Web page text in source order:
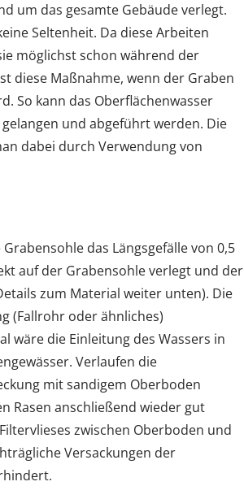
um das gesamte Gebäude verlegt.
Seltenheit. Da diese Arbeiten
möglichst schon während der
diese Maßnahme, wenn der Graben
So kann das Oberflächenwasser
und abgeführt werden. Die
dabei durch Verwendung von
das Längsgefälle von 0,5
auf der Grabensohle verlegt und der
zum Material weiter unten). Die
(Fallrohr oder ähnliches)
wäre die Einleitung des Wassers in
Verlaufen die
mit sandigem Oberboden
Rasen anschließend wieder gut
zwischen Oberboden und
Versackungen der